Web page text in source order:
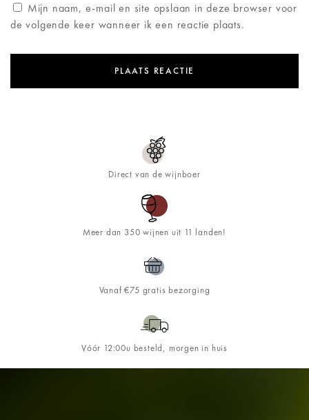
Mijn naam, e-mail en site opslaan in deze browser voor
de volgende keer wanneer ik een reactie plaats.
Direct van de wijnboer
Meer dan 350 wijnen uit 11 landen!
Vanaf €75 gratis bezorging
Vóór 12:00u besteld, morgen in huis